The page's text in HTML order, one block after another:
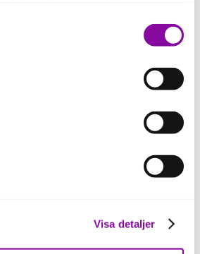
kommer användning av kakor
enligt ovan, inte att ske,
är nödvändiga för att hemsidan
inställningar.
Visa detaljer
9, Västerås.
Anmälan